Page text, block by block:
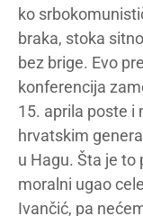
ko
braka, stoka
bez brige. Evo
konferencija
15. aprila poste i
hrvatskim
u Hagu. Šta je to
moralni ugao
Ivančić, pa